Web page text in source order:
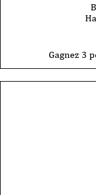
Gagnez 3